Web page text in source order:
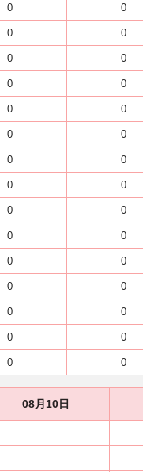
0 0
0 0
0 0
0 0
0 0
0 0
0 0
0 0
0 0
0 0
0 0
0 0
0 0
0 0
0 0
08月10日